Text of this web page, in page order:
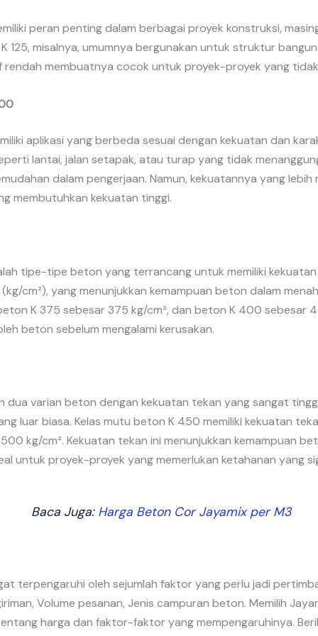
peran penting dalam berbagai proyek konstruksi,
125, misalnya, umumnya bergunakan untuk struktur
membuatnya cocok untuk proyek-proyek yang
aplikasi yang berbeda sesuai dengan kekuatan dan
lantai, jalan setapak, atau turap yang tidak
dalam pengerjaan. Namun, kekuatannya yang
membutuhkan kekuatan tinggi.
tipe-tipe beton yang terrancang untuk memiliki
cm²), yang menunjukkan kemampuan beton dalam
K 375 sebesar 375 kg/cm², dan beton K 400 sebesar
beton sebelum mengalami kerusakan.
varian beton dengan kekuatan tekan yang sangat
luar biasa. Kelas mutu beton K 450 memiliki kekuatan
kg/cm². Kekuatan tekan ini menunjukkan kemampuan
untuk proyek-proyek yang memerlukan ketahanan yang
Baca Juga: Harga Beton Cor Jayamix per M3
terpengaruhi oleh sejumlah faktor yang perlu jadi
Volume pesanan, Jenis campuran beton. Memilih
harga dan faktor-faktor yang mempengaruhinya.